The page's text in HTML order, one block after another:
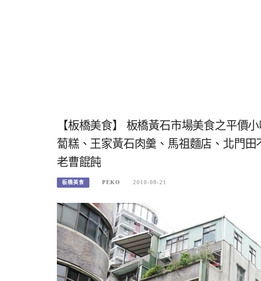
【板橋美食】 板橋黃石市場美食之平價
蔔糕、王家黃石肉羹、馬祖麵店、北門
老曹餛飩
板橋美食 PEKO 2010-08-21